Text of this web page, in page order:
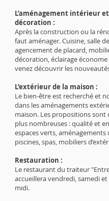
L’aménagement intérieur
décoration :
Après la construction ou la
faut aménager. Cuisine, salle
agencement de placard,
décoration, éclairage économe
venez découvrir les
L’extérieur de la maison :
Le bien-être est recherché et
dans les aménagements
maison. Les propositions sont
plus nombreuses : qualité et
espaces verts, aménagements
piscines, spas, mobiliers
Restauration :
Le restaurant du traiteur
accueillera vendredi, samedi
midi.